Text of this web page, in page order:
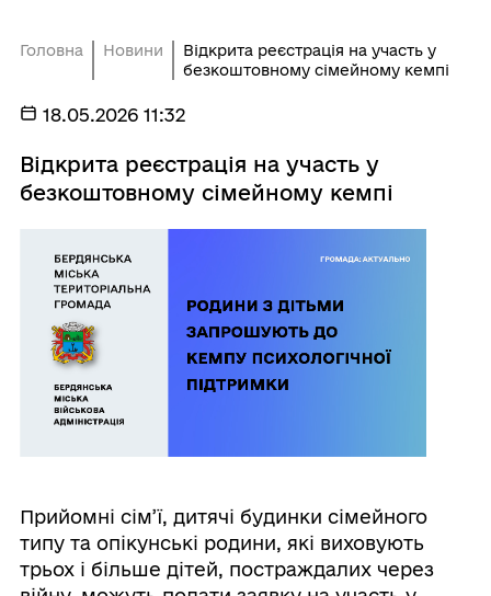
Головна Новини
Відкрита реєстрація на участь у
безкоштовному сімейному кемпі
18.05.2026 11:32
Відкрита реєстрація на участь у
безкоштовному сімейному кемпі
Прийомні сім’ї, дитячі будинки сімейного
типу та опікунські родини, які виховують
трьох і більше дітей, постраждалих через